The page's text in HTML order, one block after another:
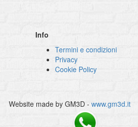
Info
Termini e condizioni
Privacy
Cookie Policy
Website made by GM3D - www.gm3d.it